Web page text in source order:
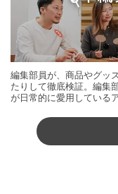
編集部員が、商品やグッ
たりして徹底検証。編集
が日常的に愛用している